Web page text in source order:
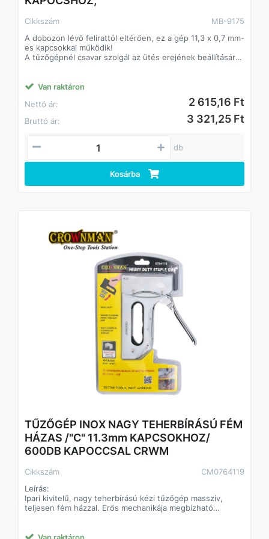
Cikkszám
MB-9175
A dobozon lévő felirattól eltérően, ez a gép 11,3 x 0,7 mm-
es kapcsokkal működik!
A tűzőgépnél csavar szolgál az ütés erejének beállítására.
Van raktáron
Nettó ár:
2 615,16 Ft
Bruttó ár: 3 321,25 Ft
db
Kosárba
TŰZŐGÉP INOX NAGY TEHERBÍRÁSÚ FÉM
HÁZAS /"C" 11.3mm KAPCSOKHOZ/
600DB KAPOCCSAL CRWM
Cikkszám
CM0764119
Leírás:
Ipari kivitelű, nagy teherbírású kézi tűzőgép masszív,
teljesen fém házzal. Erős mechanikája megbízható
tartósságot. A készlet 600 db tűzőkapcsot tartalmaz, így